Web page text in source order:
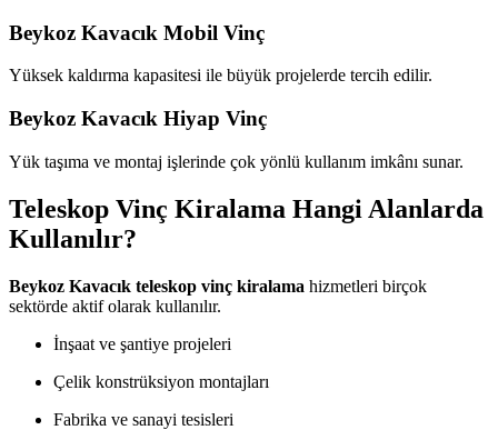
Beykoz Kavacık Mobil Vinç
Yüksek kaldırma kapasitesi ile büyük projelerde tercih edilir.
Beykoz Kavacık Hiyap Vinç
Yük taşıma ve montaj işlerinde çok yönlü kullanım imkânı sunar.
Teleskop Vinç Kiralama Hangi Alanlarda
Kullanılır?
Beykoz Kavacık teleskop vinç kiralama hizmetleri birçok
sektörde aktif olarak kullanılır.
İnşaat ve şantiye projeleri
Çelik konstrüksiyon montajları
Fabrika ve sanayi tesisleri